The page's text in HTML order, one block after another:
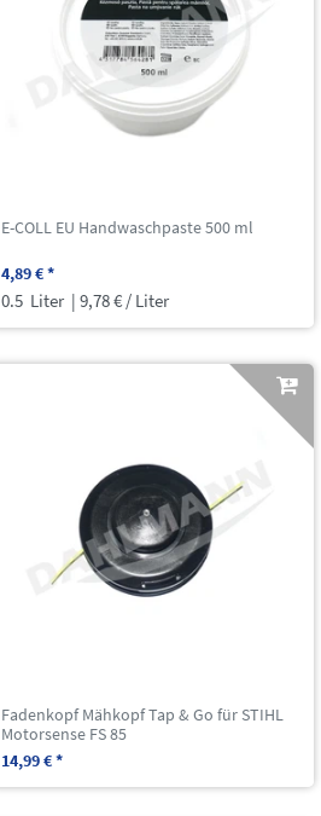
E-COLL EU Handwaschpaste 500 ml
4,89 € *
0.5 Liter | 9,78 € / Liter
Fadenkopf Mähkopf Tap & Go für STIHL
Motorsense FS 85
14,99 € *